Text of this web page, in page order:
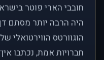
חובבי הארי פוטר
היה הרבה יותר מסתם
הוגוורטס הווירטואלי
חברויות אמת, נכתבו